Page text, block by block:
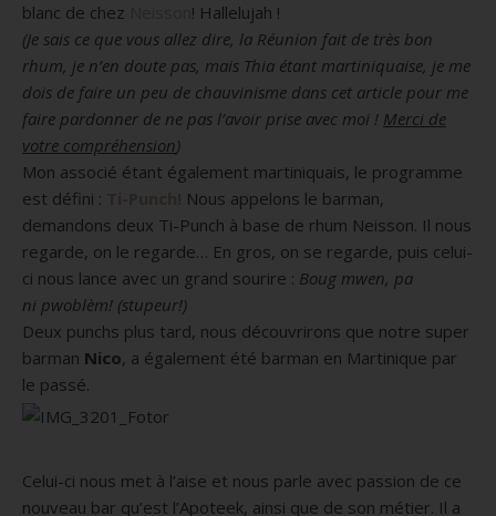
blanc de chez
! Hallelujah !
(Je sais ce que vous allez dire, la Réunion fait de très bon
rhum, je n’en doute pas, mais Thia étant martiniquaise, je me
dois de faire un peu de chauvinisme dans cet article pour me
faire pardonner de ne pas l’avoir prise avec moi ! Merci de
votre compréhension)
Mon associé étant également martiniquais, le programme
est défini :
Nous appelons le barman,
demandons deux Ti-Punch à base de rhum Neisson. Il nous
regarde, on le regarde… En gros, on se regarde, puis celui-
ci nous lance avec un grand sourire : Boug mwen, pa
ni pwoblèm! (stupeur!)
Deux punchs plus tard, nous découvrirons que notre super
barman Nico, a également été barman en Martinique par
le passé.
Celui-ci nous met à l’aise et nous parle avec passion de ce
nouveau bar qu’est l’Apoteek, ainsi que de son métier. Il a